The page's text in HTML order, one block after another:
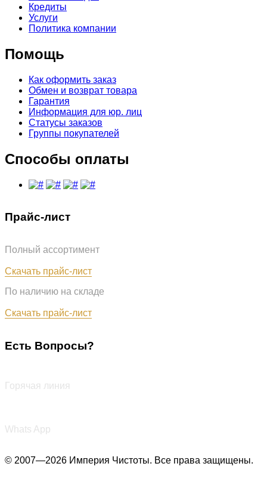
Кредиты
Услуги
Политика компании
Помощь
Как оформить заказ
Обмен и возврат товара
Гарантия
Информация для юр. лиц
Статусы заказов
Группы покупателей
Способы оплаты
Прайс-лист
Полный ассортимент
Скачать прайс-лист
По наличию на складе
Скачать прайс-лист
Есть Вопросы?
Горячая линия
Whats App
© 2007—2026 Империя Чистоты. Все права защищены.